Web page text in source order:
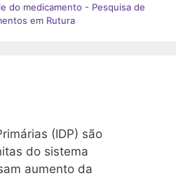
do medicamento - Pesquisa de
em Rutura
(IDP) são
do sistema
aumento da